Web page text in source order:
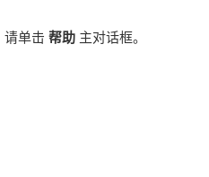
请单击 帮助 主对话框。